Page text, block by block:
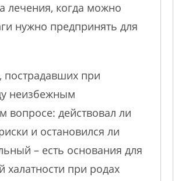
лечения, когда можно
нужно предпринять для
пострадавших при
неизбежным
вопросе: действовал ли
и остановился ли
– есть основания для
при родах